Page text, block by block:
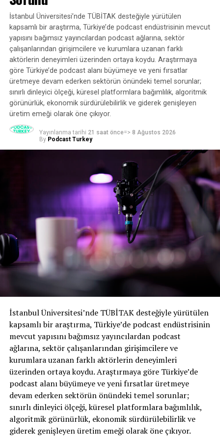
Podcast teknolojisi oyuncuları, bu eski üçüncü taraf
çözümlerinin Spotify’ın birinci taraf işinde
kaybolmasını, reklamverenlerin podcast’lere giderek
daha fazla ilgi duymasıyla Spotify’ın çalışmalarını
hızlandırmak ve kontrol etmek için bir fırsat olarak
görüyor.”
Ne var ne yok
Spotify, Podsights ve Chartable’ı satın almadan önce
bile, reklamverenlere kampanyalarının belirli bir
kapasitede nasıl performans gösterdiği hakkında rapor
verebiliyordu.
Spotify’ın Küresel Başkanı Khurrum Malik, “Şirket daha
önce kampanyalar için bazı ilişkilendirme hizmetleri
sunmak üzere satın almadan önce her ikisiyle de ortaklık
kurmuştu, ancak şimdi Spotify Audience Network
üzerinden satın alma yapan reklamverenler
Podsights’ın dağıtım ve dönüşüm raporlarına daha kolay
erişebilecekler” dedi.
Cameron Hendrix, “Şu anda kurum içinden geldiği göz
önüne alındığında, elbette, reklamverenler bu bilgi
hakkında şüpheci olabilir. Şüphe duyanlar üçüncü taraf
analitik şirketlerine başvurabilirler. Sektörde sadece
Khurrum Malik ise, “Reklamverenler, yatırımlarının
erişimini ve etkisini doğrulamak için Spotify podcast
kampanyalarında güvenilir üçüncü taraf ölçüm
çözümlerine erişebilir. Bu çözümler müşterilerimize
sunulmaya devam edecek ve en son satın almalarımızla,
hem Spotify’da hem de Spotify dışında üst düzey
podcast reklam ölçümleri sunmaktan heyecan
duyuyoruz” dedi.
Boşluğa dikkat et
İstanbul Üniversitesi’nde TÜBİTAK desteğiyle yürütülen
kapsamlı bir araştırma, Türkiye’de podcast endüstrisinin mevcut
yapısını bağımsız yayıncılardan podcast ağlarına, sektör
çalışanlarından girişimcilere ve kurumlara uzanan farklı
aktörlerin deneyimleri üzerinden ortaya koydu. Araştırmaya
göre Türkiye’de podcast alanı büyümeye ve yeni fırsatlar
üretmeye devam ederken sektörün önündeki temel sorunlar;
sınırlı dinleyici ölçeği, küresel platformlara bağımlılık, algoritmik
görünürlük, ekonomik sürdürülebilirlik ve giderek genişleyen
üretim emeği olarak öne çıkıyor.
Yayınlanma tarihi 21 saat önce=> 8 Ağustos 2026
By Podcast Turkey
İstanbul Üniversitesi’nde TÜBİTAK desteğiyle yürütülen
kapsamlı bir araştırma, Türkiye’de podcast endüstrisinin
mevcut yapısını bağımsız yayıncılardan podcast
ağlarına, sektör çalışanlarından girişimcilere ve
kurumlara uzanan farklı aktörlerin deneyimleri
üzerinden ortaya koydu. Araştırmaya göre Türkiye’de
podcast alanı büyümeye ve yeni fırsatlar üretmeye
devam ederken sektörün önündeki temel sorunlar;
sınırlı dinleyici ölçeği, küresel platformlara bağımlılık,
algoritmik görünürlük, ekonomik sürdürülebilirlik ve
giderek genişleyen üretim emeği olarak öne çıkıyor.